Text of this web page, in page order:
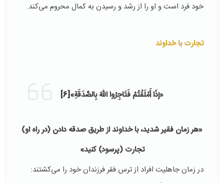
خود فرد است و او را از رشد و رسیدن به کمال محروم می‌کند.
تجارت با خداوند
«إذَا أَمْلَقْتُمْ فَتَاجِرُوا اللّهَ بِالصَّدَقَةِ»[6]
«هر زمان فقير شديد، با خداوند از طريق صدقه دادن (در راه او)
تجارت (پرسود) كنيد»
در زمان جاهلیت افراد از ترس فقر فرزندان خود را می‌کشتند: